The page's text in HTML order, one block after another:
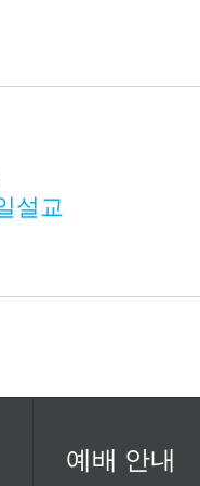
설교
예배 안내